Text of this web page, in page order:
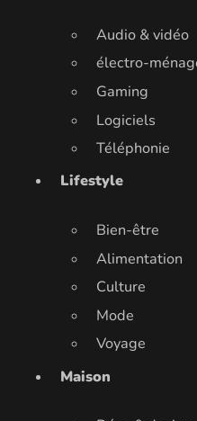
Audio & vidéo
électro-
Gaming
Logiciels
Téléphonie
Lifestyle
Bien-être
Alimentation
Culture
Mode
Voyage
Maison